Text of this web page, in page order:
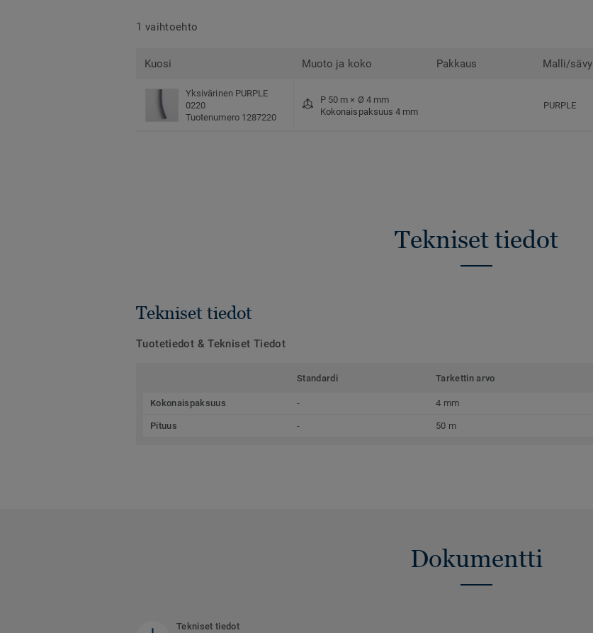
1 vaihtoehto
Kuosi Muoto ja koko Pakkaus Malli/sävy
Yksivärinen PURPLE
0220
Tuotenumero 1287220
P 50 m × Ø 4 mm
Kokonaispaksuus 4 mm
PURPLE
Tekniset tiedot
Tekniset tiedot
Tuotetiedot & Tekniset Tiedot
Standardi Tarkettin arvo
Kokonaispaksuus - 4 mm
Pituus - 50 m
Dokumentti
Tekniset tiedot